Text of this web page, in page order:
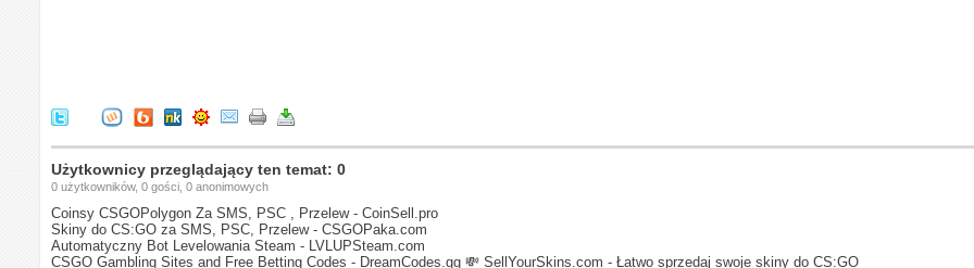
Użytkownicy przeglądający ten temat: 0
0 użytkowników, 0 gości, 0 anonimowych
Coinsy CSGOPolygon Za SMS, PSC , Przelew - CoinSell.pro
Skiny do CS:GO za SMS, PSC, Przelew - CSGOPaka.com
Automatyczny Bot Levelowania Steam - LVLUPSteam.com
CSGO Gambling Sites and Free Betting Codes - DreamCodes.gg 💸 SellYourSkins.com - Łatwo sprzedaj swoje skiny do CS:GO